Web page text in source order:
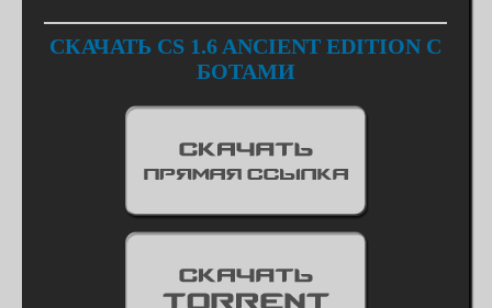
СКАЧАТЬ CS 1.6 ANCIENT EDITION С
БОТАМИ